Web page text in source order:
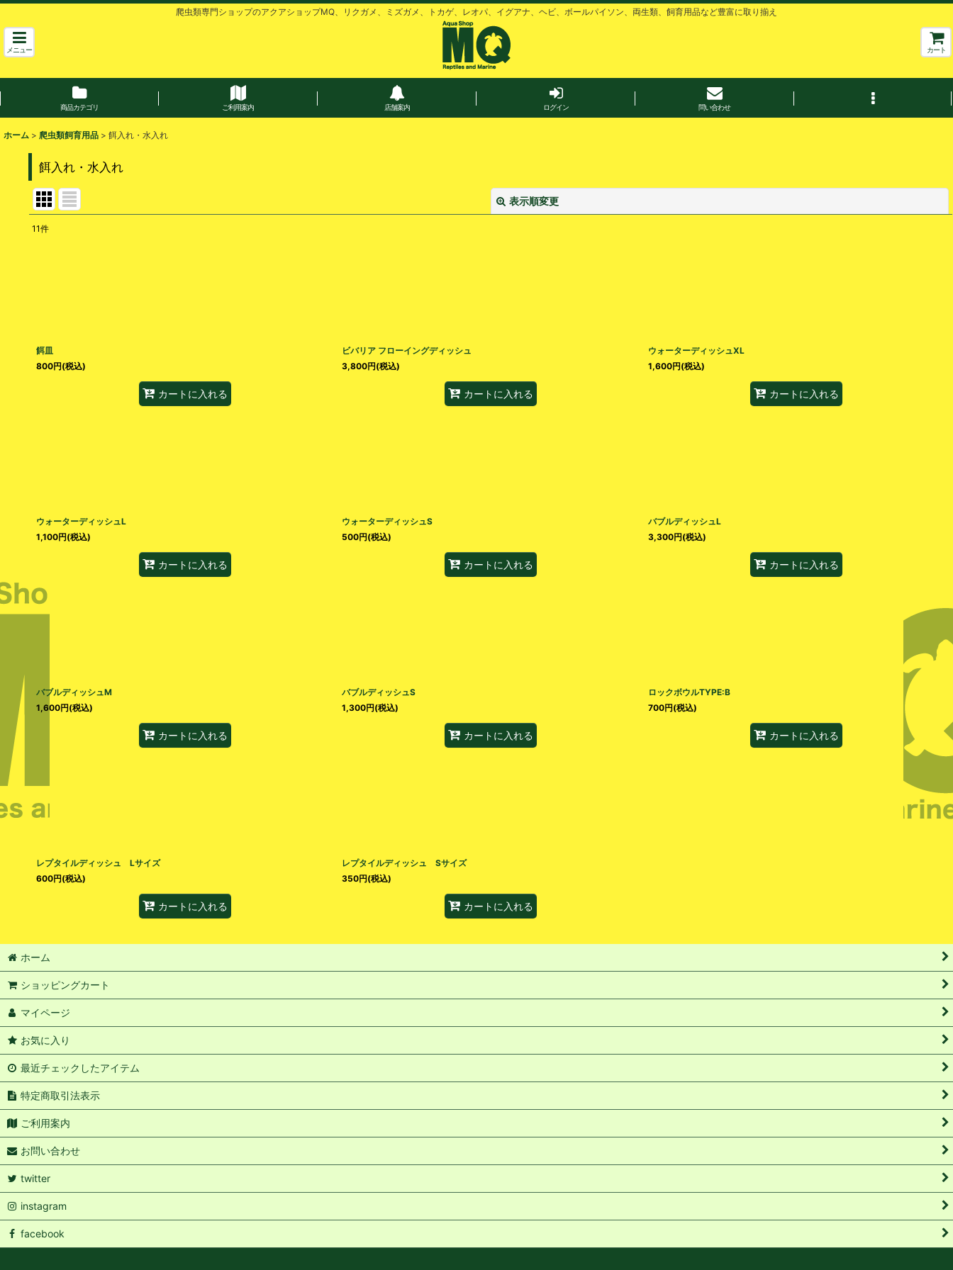
爬虫類専門ショップのアクアショップMQ、リクガメ、ミズガメ、トカゲ、レオパ、イグアナ、ヘビ、ボールパイソン、両生類、飼育用品など豊富に取り揃え
メニュー カート
商品カテゴリ ご利用案内 店舗案内 ログイン 問い合わせ
ホーム > 爬虫類飼育用品 > 餌入れ・水入れ
餌入れ・水入れ
表示順変更
11件
餌皿
800円(税込)
カートに入れる
ビバリア フローイングディッシュ
3,800円(税込)
カートに入れる
ウォーターディッシュXL
1,600円(税込)
カートに入れる
ウォーターディッシュL
1,100円(税込)
カートに入れる
ウォーターディッシュS
500円(税込)
カートに入れる
バブルディッシュL
3,300円(税込)
カートに入れる
バブルディッシュM
1,600円(税込)
カートに入れる
バブルディッシュS
1,300円(税込)
カートに入れる
ロックボウルTYPE:B
700円(税込)
カートに入れる
レプタイルディッシュ Lサイズ
600円(税込)
カートに入れる
レプタイルディッシュ Sサイズ
350円(税込)
カートに入れる
ホーム
ショッピングカート
マイページ
お気に入り
最近チェックしたアイテム
特定商取引法表示
ご利用案内
お問い合わせ
twitter
instagram
facebook